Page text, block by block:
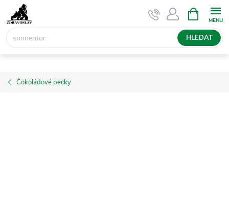
na
obsah
HLEDAT
NÁKUPNÍ
KOŠÍK
Čokoládové pecky